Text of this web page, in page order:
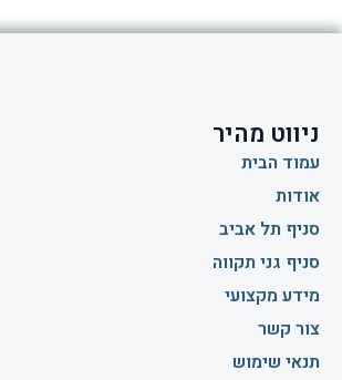
ניווט מהיר
עמוד הבית
אודות
סניף תל אביב
סניף גני תקווה
מידע מקצועי
צור קשר
תנאי שימוש